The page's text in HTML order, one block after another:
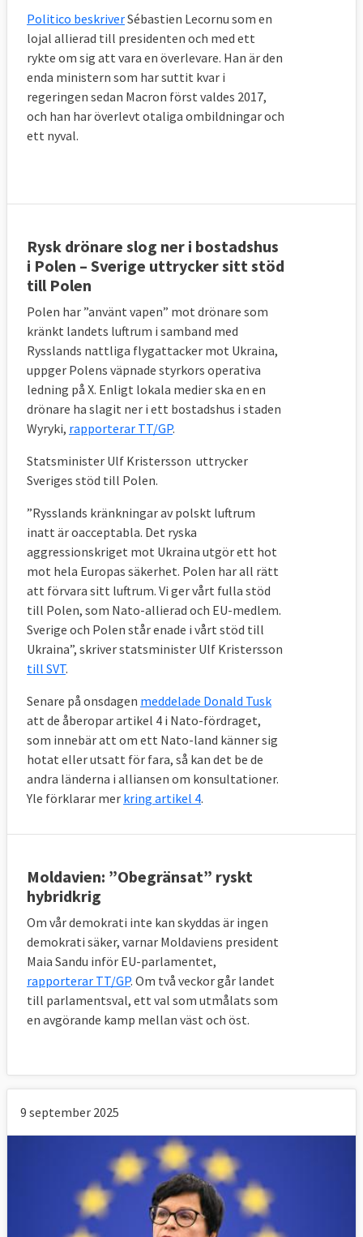
Politico beskriverSébastien Lecornu som en
lojal allierad till presidenten och med ett
rykte om sig att vara en överlevare. Han är den
enda ministern som har suttit kvar i
regeringen sedan Macron först valdes 2017,
och han har överlevt otaliga ombildningar och
ett nyval.
Rysk drönare slog ner i bostadshus
i Polen – Sverige uttrycker sitt stöd
till Polen
Polen har ”använt vapen” mot drönare som
kränkt landets luftrum i samband med
Rysslands nattliga flygattacker mot Ukraina,
uppger Polens väpnade styrkors operativa
ledning på X. Enligt lokala medier ska en en
drönare ha slagit ner i ett bostadshus i staden
Wyryki, rapporterar TT/GP.
Statsminister Ulf Kristersson uttrycker
Sveriges stöd till Polen.
”Rysslands kränkningar av polskt luftrum
inatt är oacceptabla. Det ryska
aggressionskriget mot Ukraina utgör ett hot
mot hela Europas säkerhet. Polen har all rätt
att förvara sitt luftrum. Vi ger vårt fulla stöd
till Polen, som Nato-allierad och EU-medlem.
Sverige och Polen står enade i vårt stöd till
Ukraina”, skriver statsminister Ulf Kristersson
till SVT.
Senare på onsdagen meddelade Donald Tusk
att de åberopar artikel 4 i Nato-fördraget,
som innebär att om ett Nato-land känner sig
hotat eller utsatt för fara, så kan det be de
andra länderna i alliansen om konsultationer.
Yle förklarar mer kring artikel 4.
Moldavien: ”Obegränsat” ryskt
hybridkrig
Om vår demokrati inte kan skyddas är ingen
demokrati säker, varnar Moldaviens president
Maia Sandu inför EU-parlamentet,
rapporterar TT/GP. Om två veckor går landet
till parlamentsval, ett val som utmålats som
en avgörande kamp mellan väst och öst.
9 september 2025